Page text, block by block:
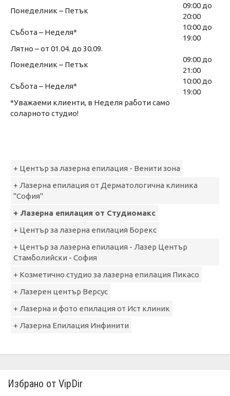
Понеделник – Петък
09:00 до
20:00
Събота – Неделя*
10:00 до
19:00
Лятно – от 01.04. до 30.09.
Понеделник – Петък
09:00 до
21:00
Събота – Неделя*
10:00 до
19:00
*Уважаеми клиенти, в Неделя работи само
соларното студио!
+ Център за лазерна епилация - Венити зона
+ Лазерна епилация от Дерматологична клиника
"София"
+ Лазерна епилация от Студиомакс
+ Център за лазерна епилация Борекс
+ Център за лазерна епилация - Лазер Център
Стамболийски - София
+ Козметично студио за лазерна епилация Пикасо
+ Лазерен център Версус
+ Лазерна и фото епилация от Ист клиник
+ Лазерна Епилация Инфинити
Избрано от VipDir